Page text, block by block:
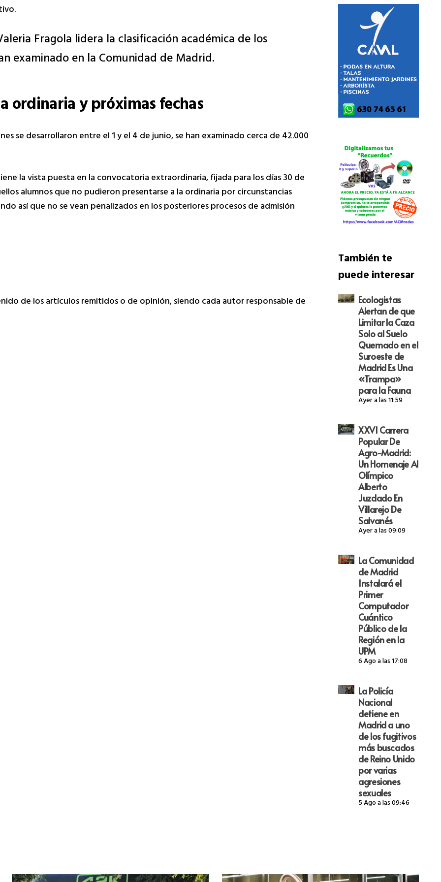
Fragola lidera la clasificación académica de los
examinado en la Comunidad de Madrid.
ordinaria y próximas fechas
se desarrollaron entre el 1 y el 4 de junio, se han examinado cerca de 42.000
la vista puesta en la convocatoria extraordinaria, fijada para los días 30 de
alumnos que no pudieron presentarse a la ordinaria por circunstancias
así que no se vean penalizados en los posteriores procesos de admisión
de los artículos remitidos o de opinión, siendo cada autor responsable de
También te
puede interesar
Ecologistas
Alertan de que
Limitar la Caza
Solo al Suelo
Quemado en el
Suroeste de
Madrid Es Una
«Trampa»
para la Fauna
Ayer a las 11:59
XXVI Carrera
Popular De
Agro-Madrid:
Un Homenaje Al
Olímpico
Alberto
Juzdado En
Villarejo De
Salvanés
Ayer a las 09:09
La Comunidad
de Madrid
Instalará el
Primer
Computador
Cuántico
Público de la
Región en la
UPM
6 Ago a las 17:08
La Policía
Nacional
detiene en
Madrid a uno
de los fugitivos
más buscados
de Reino Unido
por varias
agresiones
sexuales
5 Ago a las 09:46